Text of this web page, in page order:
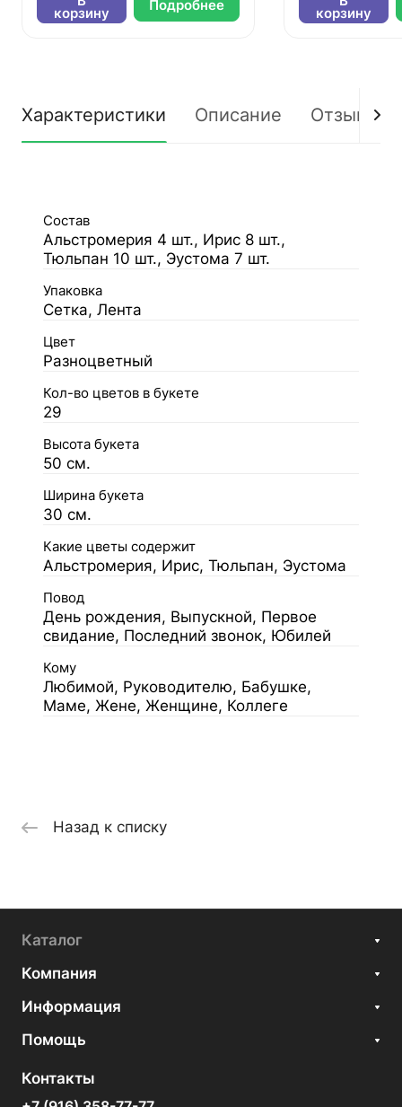
корзину Подробнее корзину
Характеристики Описание Отзывы
Состав
Альстромерия 4 шт., Ирис 8 шт.,
Тюльпан 10 шт., Эустома 7 шт.
Упаковка
Сетка, Лента
Цвет
Разноцветный
Кол-во цветов в букете
29
Высота букета
50 см.
Ширина букета
30 см.
Какие цветы содержит
Альстромерия, Ирис, Тюльпан, Эустома
Повод
День рождения, Выпускной, Первое
свидание, Последний звонок, Юбилей
Кому
Любимой, Руководителю, Бабушке,
Маме, Жене, Женщине, Коллеге
Назад к списку
Каталог
Компания
Информация
Помощь
Контакты